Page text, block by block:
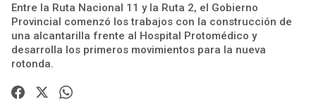
Entre la Ruta Nacional 11 y la Ruta 2, el Gobierno
Provincial comenzó los trabajos con la construcción de
una alcantarilla frente al Hospital Protomédico y
desarrolla los primeros movimientos para la nueva
rotonda.